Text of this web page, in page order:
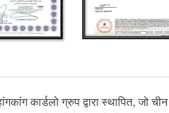
कार्डलो ग्रुप द्वारा स्थापित, जो